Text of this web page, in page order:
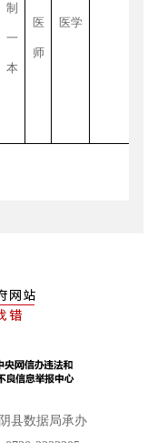
制
一
本
医
师
医学
县数据局承办